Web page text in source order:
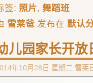
签: 照片, 舞蹈班
雪莱爸 发布在 默认
儿园家长开放
年10月28日 星期二 雪莱